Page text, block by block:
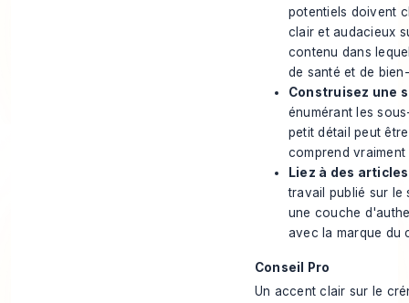
potentiels doivent
clair et audacieux
contenu dans
de santé et de
Construisez une
énumérant les
petit détail peut
comprend
Liez à des
travail publié sur le
une couche
avec la marque du
Conseil Pro
Un accent clair sur le